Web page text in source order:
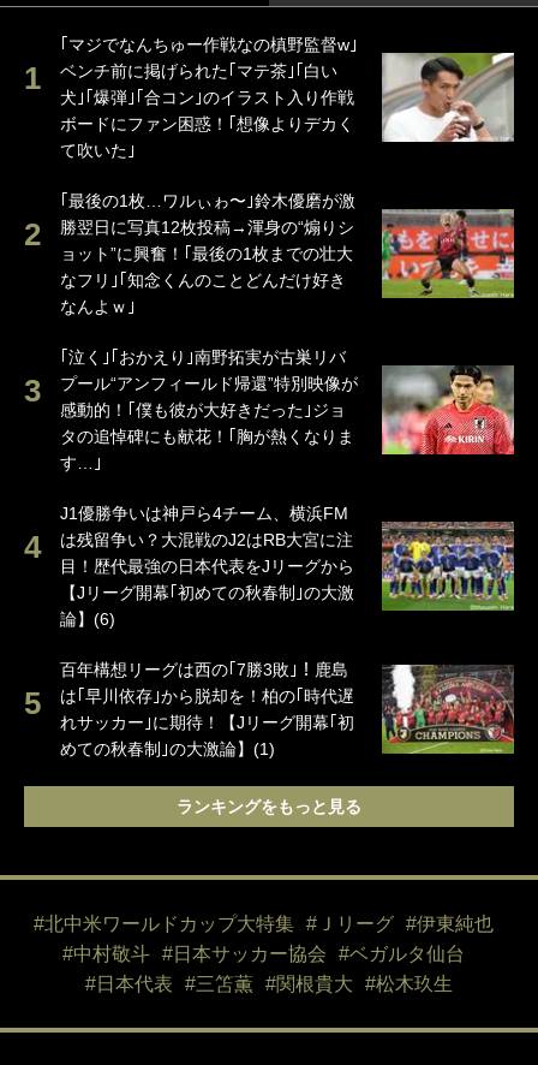
｢マジでなんちゅー作戦なの槙野監督w｣
ベンチ前に掲げられた｢マテ茶｣｢白い
犬｣｢爆弾｣｢合コン｣のイラスト入り作戦
ボードにファン困惑！｢想像よりデカく
て吹いた｣
｢最後の1枚…ワルぃゎ〜｣鈴木優磨が激
勝翌日に写真12枚投稿→渾身の“煽りシ
ョット”に興奮！｢最後の1枚までの壮大
なフリ｣｢知念くんのことどんだけ好き
なんよｗ｣
｢泣く｣｢おかえり｣南野拓実が古巣リバ
プール“アンフィールド帰還”特別映像が
感動的！｢僕も彼が大好きだった｣ジョ
タの追悼碑にも献花！｢胸が熱くなりま
す…｣
J1優勝争いは神戸ら4チーム、横浜FM
は残留争い？大混戦のJ2はRB大宮に注
目！歴代最強の日本代表をJリーグから
【Jリーグ開幕｢初めての秋春制｣の大激
論】(6)
百年構想リーグは西の｢7勝3敗｣！鹿島
は｢早川依存｣から脱却を！柏の｢時代遅
れサッカー｣に期待！【Jリーグ開幕｢初
めての秋春制｣の大激論】(1)
ランキングをもっと見る
#北中米ワールドカップ大特集 #Ｊリーグ
#伊東純也
#中村敬斗
#日本サッカー協会
#ベガルタ仙台
#日本代表
#三笘薫 #関根貴大 #松木玖生